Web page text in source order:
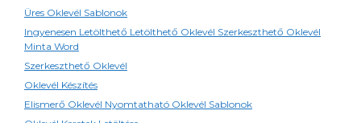
Üres Oklevél Sablonok
Ingyenesen Letölthető Letölthető Oklevél Szerkeszthető Oklevél
Minta Word
Szerkeszthető Oklevél
Oklevél Készítés
Elismerő Oklevél Nyomtatható Oklevél Sablonok